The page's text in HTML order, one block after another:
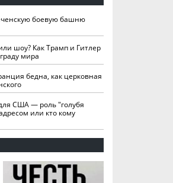
боевую башню
шоу? Как Трамп и Гитлер
мира
бедна, как церковная
США — роль "голубя
или кто кому